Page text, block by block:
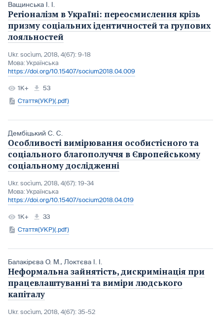
Ващинська І. І.
Регіоналізм в Україні: переосмислення крізь
призму соціальних ідентичностей та групових
лояльностей
Ukr. socìum, 2018, 4(67): 9-18
Мова:Українська
https://doi.org/10.15407/socium2018.04.009
1K+
53
Стаття(УКР)(.pdf)
Дембіцький С. С.
Особливості вимірювання особистісного та
соціального благополуччя в Європейському
соціальному дослідженні
Ukr. socìum, 2018, 4(67): 19-34
Мова:Українська
https://doi.org/10.15407/socium2018.04.019
1K+
33
Стаття(УКР)(.pdf)
Балакірєва О. М. , Локтєва І. І.
Неформальна зайнятість, дискримінація при
працевлаштуванні та виміри людського
капіталу
Ukr. socìum, 2018, 4(67): 35-52